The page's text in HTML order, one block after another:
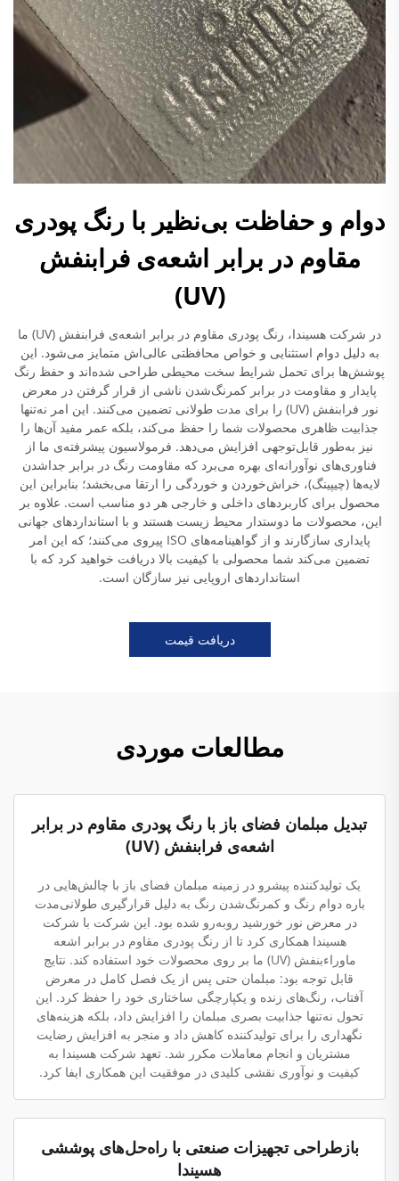
دوام و حفاظت بی‌نظیر با رنگ پودری
مقاوم در برابر اشعه‌ی فرابنفش
(UV)
در شرکت هسیندا، رنگ پودری مقاوم در برابر اشعه‌ی فرابنفش (UV) ما
به دلیل دوام استثنایی و خواص محافظتی عالی‌اش متمایز می‌شود. این
پوشش‌ها برای تحمل شرایط سخت محیطی طراحی شده‌اند و حفظ رنگ
پایدار و مقاومت در برابر کمرنگ‌شدن ناشی از قرار گرفتن در معرض
نور فرابنفش (UV) را برای مدت طولانی تضمین می‌کنند. این امر نه‌تنها
جذابیت ظاهری محصولات شما را حفظ می‌کند، بلکه عمر مفید آن‌ها را
نیز به‌طور قابل‌توجهی افزایش می‌دهد. فرمولاسیون پیشرفته‌ی ما از
فناوری‌های نوآورانه‌ای بهره می‌برد که مقاومت رنگ در برابر جداشدن
لایه‌ها (چیپینگ)، خراش‌خوردن و خوردگی را ارتقا می‌بخشد؛ بنابراین این
محصول برای کاربردهای داخلی و خارجی هر دو مناسب است. علاوه بر
این، محصولات ما دوستدار محیط زیست هستند و با استانداردهای جهانی
پایداری سازگارند و از گواهینامه‌های ISO پیروی می‌کنند؛ که این امر
تضمین می‌کند شما محصولی با کیفیت بالا دریافت خواهید کرد که با
استانداردهای اروپایی نیز سازگان است.
دریافت قیمت
مطالعات موردی
تبدیل مبلمان فضای باز با رنگ پودری مقاوم در برابر
اشعه‌ی فرابنفش (UV)
یک تولیدکننده پیشرو در زمینه مبلمان فضای باز با چالش‌هایی در
باره دوام رنگ و کمرنگ‌شدن رنگ به دلیل قرارگیری طولانی‌مدت
در معرض نور خورشید روبه‌رو شده بود. این شرکت با شرکت
هسیندا همکاری کرد تا از رنگ پودری مقاوم در برابر اشعه
ماوراءبنفش (UV) ما بر روی محصولات خود استفاده کند. نتایج
قابل توجه بود: مبلمان حتی پس از یک فصل کامل در معرض
آفتاب، رنگ‌های زنده و یکپارچگی ساختاری خود را حفظ کرد. این
تحول نه‌تنها جذابیت بصری مبلمان را افزایش داد، بلکه هزینه‌های
نگهداری را برای تولیدکننده کاهش داد و منجر به افزایش رضایت
مشتریان و انجام معاملات مکرر شد. تعهد شرکت هسیندا به
کیفیت و نوآوری نقشی کلیدی در موفقیت این همکاری ایفا کرد.
بازطراحی تجهیزات صنعتی با راه‌حل‌های پوششی
هسیندا